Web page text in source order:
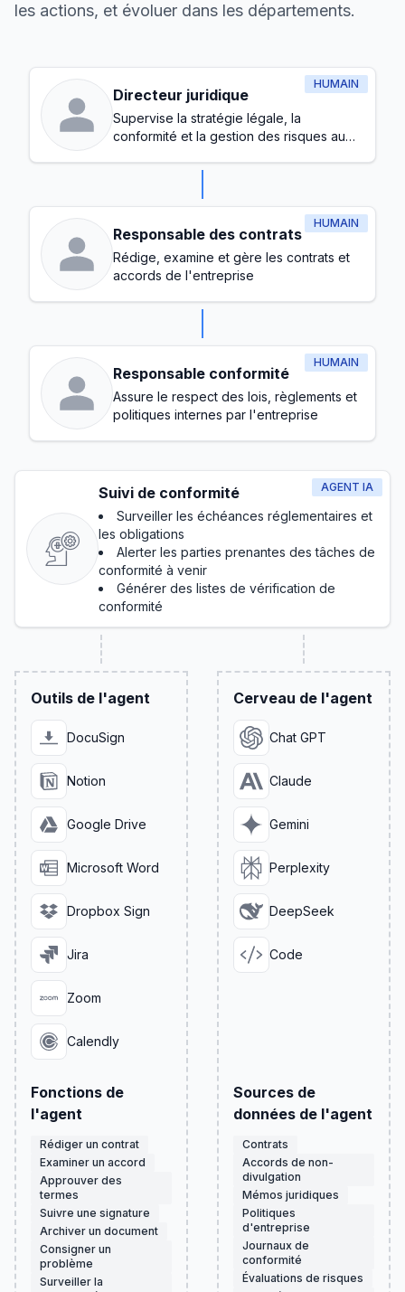
les actions, et évoluer dans les départements.
HUMAIN
Directeur juridique
Supervise la stratégie légale, la
conformité et la gestion des risques au
HUMAIN
Responsable des contrats
Rédige, examine et gère les contrats et
accords de l'entreprise
HUMAIN
Responsable conformité
Assure le respect des lois, règlements et
politiques internes par l'entreprise
AGENT IA
Suivi de conformité
Surveiller les échéances réglementaires et
les obligations
Alerter les parties prenantes des tâches de
conformité à venir
Générer des listes de vérification de
conformité
Outils de l'agent
DocuSign
Notion
Google Drive
Microsoft Word
Dropbox Sign
Jira
Zoom
Calendly
Fonctions de
l'agent
Rédiger un contrat
Examiner un accord
Approuver des
termes
Suivre une signature
Archiver un document
Consigner un
problème
Surveiller la
Cerveau de l'agent
Chat GPT
Claude
Gemini
Perplexity
DeepSeek
Code
Sources de
données de l'agent
Contrats
Accords de non-
divulgation
Mémos juridiques
Politiques
d'entreprise
Journaux de
conformité
Évaluations de risques